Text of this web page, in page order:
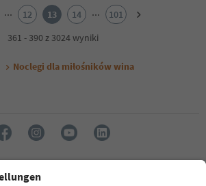
... 12 13 14 ...
101
361 - 390 z 3024 wyniki
Noclegi dla miłośników wina
Język: Polski